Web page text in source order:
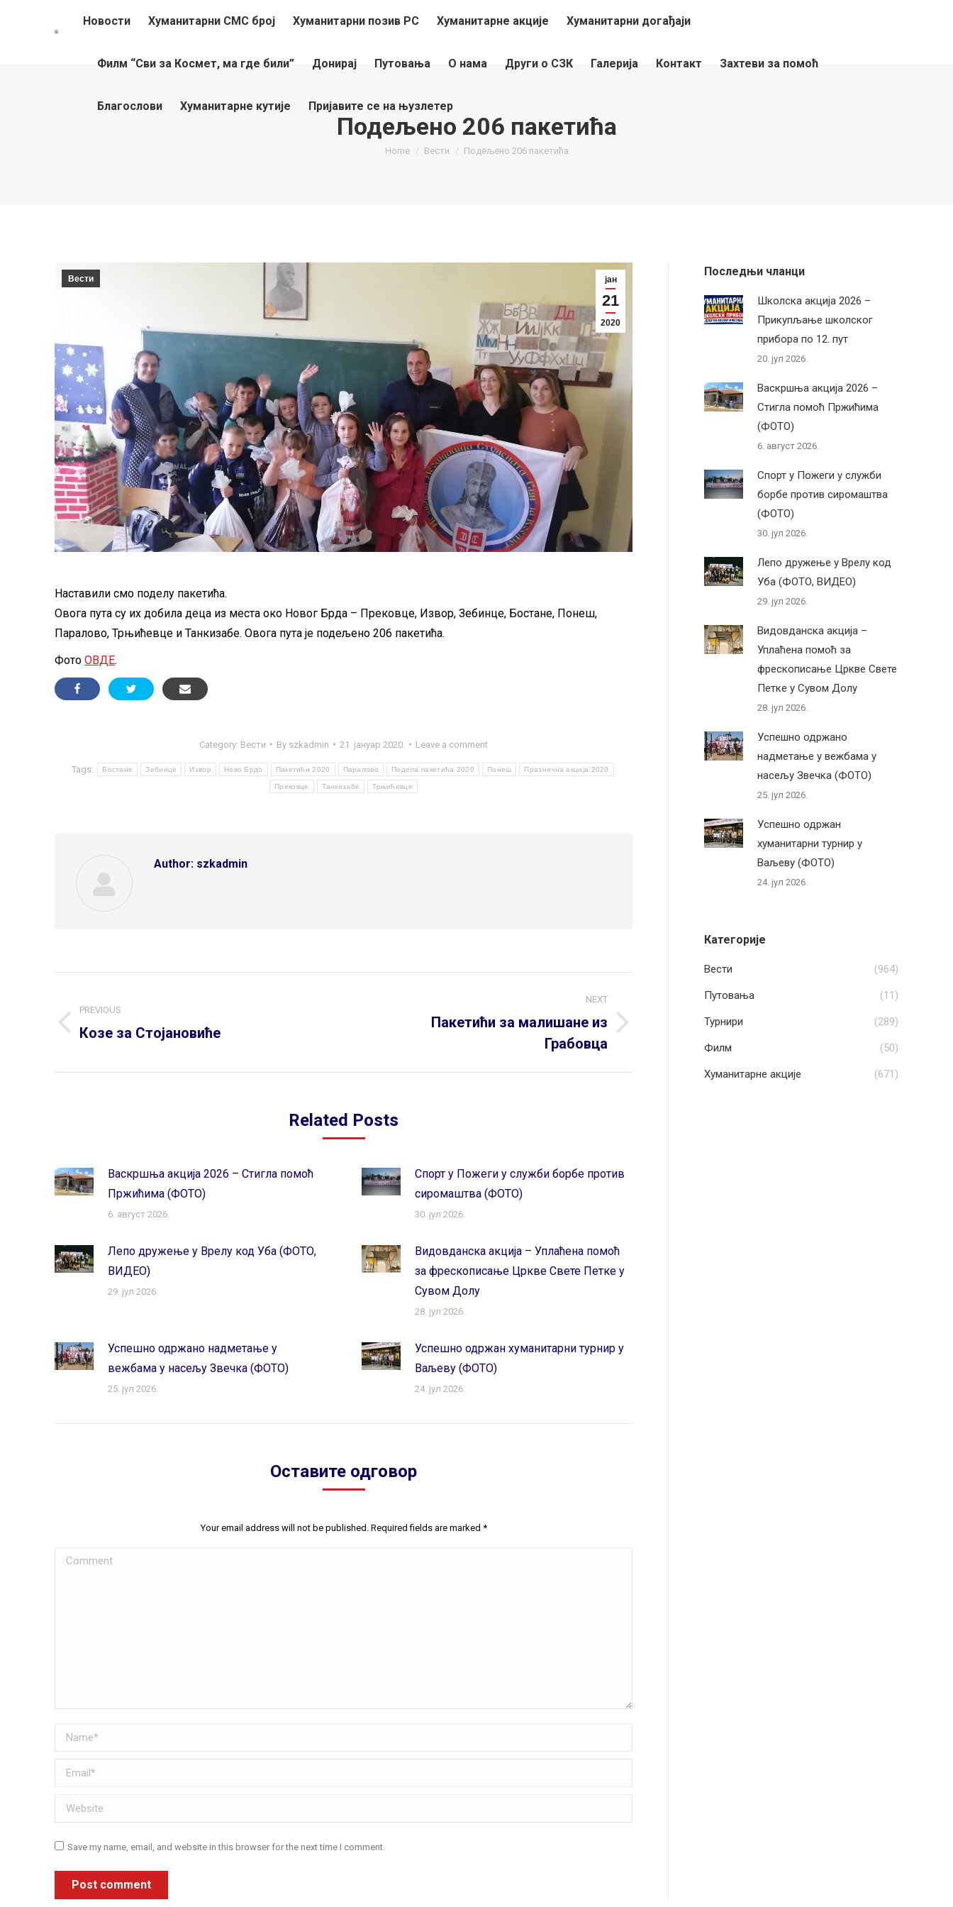
Новости Хуманитарни СМС број Хуманитарни позив РС Хуманитарне акције Хуманитарни догађаји
Филм “Сви за Космет, ма где били” Донирај Путовања О нама Други о СЗК Галерија Контакт Захтеви за помоћ
Благослови Хуманитарне кутије Пријавите се на њузлетер
Подељено 206 пакетића
You are here:
Home Вести Подељено 206 пакетића
јан
21
2020
Вести
Наставили смо поделу пакетића.
Овога пута су их добила деца из места око Новог Брда – Прековце, Извор, Зебинце, Бостане, Понеш,
Паралово, Трњићевце и Танкизабе. Овога пута је подељено 206 пакетића.
Фото ОВДЕ.
Category: Вести By szkadmin 21. јануар 2020. Leave a comment
Tags: Бостане Зебинце Извор Ново Брдо Пакетићи 2020 Паралово Подела пакетића 2020 Понеш Празнична акција 2020
Прековце Танкизабе Трњићевце
Author: szkadmin
navigation
PREVIOUS
Previous
Козе за Стојановиће
NEXT
Пакетићи за малишане из
Грабовца
Related Posts
Васкршња акција 2026 – Стигла помоћ
Пржићима (ФОТО)
6. август 2026.
Спорт у Пожеги у служби борбе против
сиромаштва (ФОТО)
30. јул 2026.
Лепо дружење у Врелу код Уба (ФОТО,
ВИДЕО)
29. јул 2026.
Видовданска акција – Уплаћена помоћ
за фрескописање Цркве Свете Петке у
Сувом Долу
28. јул 2026.
Успешно одржано надметање у
вежбама у насељу Звечка (ФОТО)
25. јул 2026.
Успешно одржан хуманитарни турнир у
Ваљеву (ФОТО)
24. јул 2026.
Оставите одговор
Your email address will not be published. Required fields are marked *
Comment
Name *
Email *
Website
Save my name, email, and website in this browser for the next time I comment.
Post comment
Последњи чланци
Школска акција 2026 –
Прикупљање школског
прибора по 12. пут
20. јул 2026.
Васкршња акција 2026 –
Стигла помоћ Пржићима
(ФОТО)
6. август 2026.
Спорт у Пожеги у служби
борбе против сиромаштва
(ФОТО)
30. јул 2026.
Лепо дружење у Врелу код
Уба (ФОТО, ВИДЕО)
29. јул 2026.
Видовданска акција –
Уплаћена помоћ за
фрескописање Цркве Свете
Петке у Сувом Долу
28. јул 2026.
Успешно одржано
надметање у вежбама у
насељу Звечка (ФОТО)
25. јул 2026.
Успешно одржан
хуманитарни турнир у
Ваљеву (ФОТО)
24. јул 2026.
Категорије
Вести (964)
Путовања (11)
Турнири (289)
Филм (50)
Хуманитарне акције (671)